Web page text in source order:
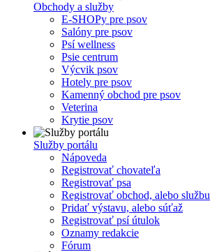
Obchody a služby
E-SHOPy pre psov
Salóny pre psov
Psí wellness
Psie centrum
Výcvik psov
Hotely pre psov
Kamenný obchod pre psov
Veterina
Krytie psov
Služby portálu
Nápoveda
Registrovať chovateľa
Registrovať psa
Registrovať obchod, alebo službu
Pridať výstavu, alebo súťaž
Registrovať psí útulok
Oznamy redakcie
Fórum